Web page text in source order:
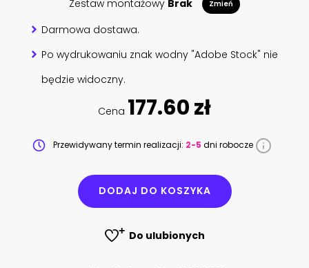
Zestaw montażowy Brak Zmień
Darmowa dostawa.
Po wydrukowaniu znak wodny "Adobe Stock" nie
będzie widoczny.
Cena 177.60 zł
Przewidywany termin realizacji: 2-5 dni robocze
DODAJ DO KOSZYKA
Do ulubionych